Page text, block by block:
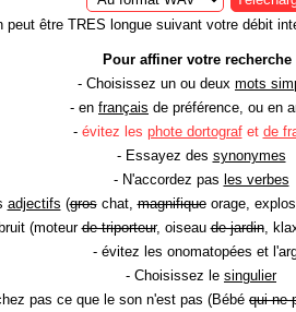
peut être TRES longue suivant votre débit
Pour affiner votre recherche
- Choisissez un ou deux mots
- en français de préférence, ou en
- évitez les phote dortografet de
- Essayez des synonymes
- N'accordez pas les verbes
adjectifs (groschat,magnifiqueorage,
(moteurde triporteur, oiseaude jardin,
- évitez les onomatopées et
- Choisissez le singulier
pas ce que le son n'est pas (Bébé qui ne